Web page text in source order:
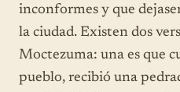
inconformes y que
la ciudad. Existen dos
Moctezuma: una es que
pueblo, recibió una